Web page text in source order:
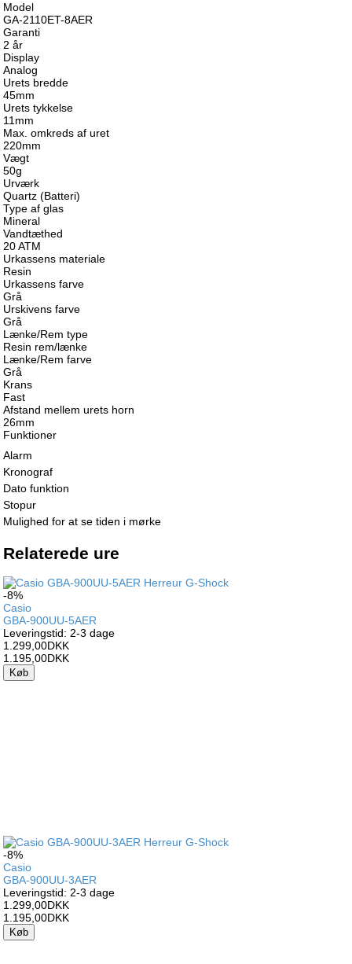
Model
GA-2110ET-8AER
Garanti
2 år
Display
Analog
Urets bredde
45mm
Urets tykkelse
11mm
Max. omkreds af uret
220mm
Vægt
50g
Urværk
Quartz (Batteri)
Type af glas
Mineral
Vandtæthed
20 ATM
Urkassens materiale
Resin
Urkassens farve
Grå
Urskivens farve
Grå
Lænke/Rem type
Resin rem/lænke
Lænke/Rem farve
Grå
Krans
Fast
Afstand mellem urets horn
26mm
Funktioner
Alarm
Kronograf
Dato funktion
Stopur
Mulighed for at se tiden i mørke
Relaterede ure
-8%
Casio
GBA-900UU-5AER
Leveringstid: 2-3 dage
1.299,00DKK
1.195,00DKK
Køb
-8%
Casio
GBA-900UU-3AER
Leveringstid: 2-3 dage
1.299,00DKK
1.195,00DKK
Køb